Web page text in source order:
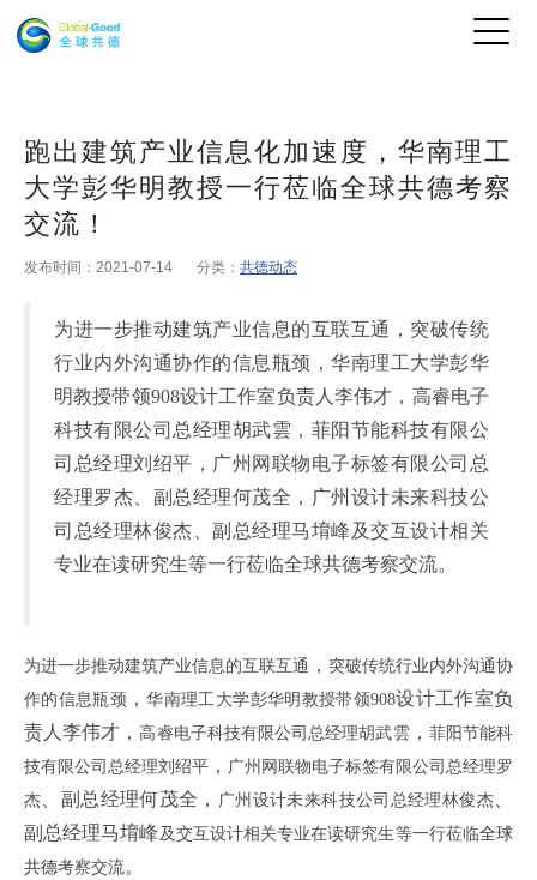
跑出建筑产业信息化加速度，华南理工
大学彭华明教授一行莅临全球共德考察
交流！
发布时间：2021-07-14 分类： 共德动态
为进一步推动建筑产业信息的互联互通 ， 突破传统
行业内外沟通协作的信息瓶颈 ，华南理工大学彭华
明教授带领908设计工作室负责人李伟才 ， 高睿电子
科技有限公司总经理胡武雲 ， 菲阳节能科技有限公
司总经理刘绍平 ， 广州网联物电子标签有限公司总
经理罗杰 、副总经理何茂全， 广州设计未来科技公
司总经理林俊杰 、副总经理马堉峰 及交互设计相关
专业在读研究生等一行莅临全球共德考察交流。
为进一步推动建筑产业信息的互联互通 ， 突破传统行业内外沟通协
作的信息瓶颈 ，华南理工大学彭华明教授带领908设计工作室负
责人李伟才 ，高睿电子科技有限公司总经理胡武雲， 菲阳节能科
技有限公司总经理刘绍平 ， 广州网联物电子标签有限公司总经理罗
杰 、副总经理何茂全， 广州设计未来科技公司总经理林俊杰
副总经理马堉峰 及交互设计相关专业在读研究生等一行莅临全球
共德考察交流。